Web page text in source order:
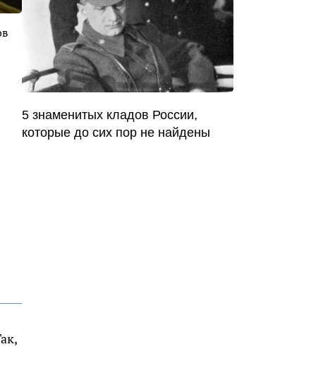
5 знаменитых кладов России,
которые до сих пор не найдены